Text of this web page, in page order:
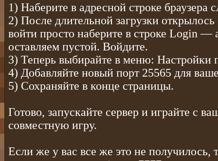
1) Наберите в адресной строке
2) После длительной загрузки
войти просто наберите в строке Login —
оставляем пустой. Войдите.
3) Теперь выбирайте в меню: Настройки
4) Добавляйте новый порт 25565 для
5) Сохраняйте в конце страницы.
Готово, запускайте сервер и играйте с
совместную игру.
Если же у вас все же это не получилось,